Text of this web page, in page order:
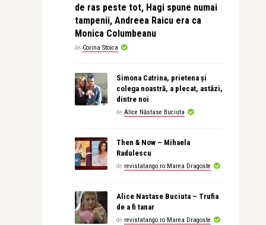
de ras peste tot, Hagi spune numai
tampenii, Andreea Raicu era ca
Monica Columbeanu
de Corina Stoica
Simona Catrina, prietena și
colega noastră, a plecat, astăzi,
dintre noi
de Alice Năstase Buciuta
Then & Now – Mihaela
Radulescu
de revistatango.ro Marea Dragoste
Alice Nastase Buciuta – Trufia
de a fi tanar
de revistatango.ro Marea Dragoste